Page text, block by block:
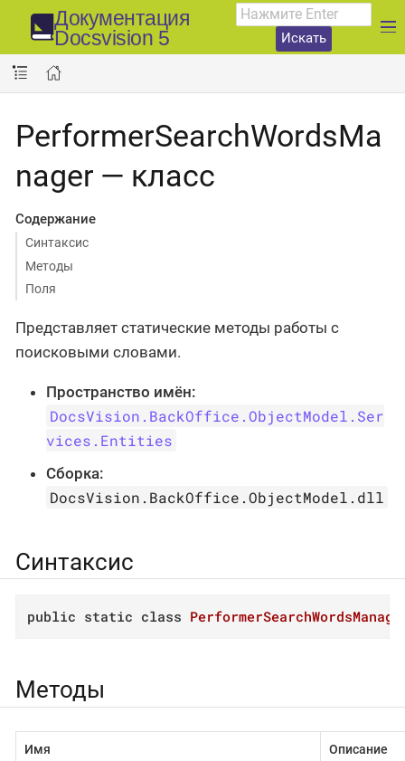
Документация
Docsvision 5
Искать
PerformerSearchWordsMa
nager — класс
Содержание
Синтаксис
Методы
Поля
Представляет статические методы работы с
поисковыми словами.
Пространство имён:
DocsVision.BackOffice.ObjectModel.Ser
vices.Entities
Сборка:
DocsVision.BackOffice.ObjectModel.dll
Синтаксис
public static class
Методы
Имя Описание